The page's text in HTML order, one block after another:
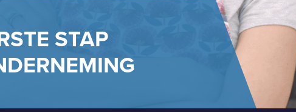
STAP